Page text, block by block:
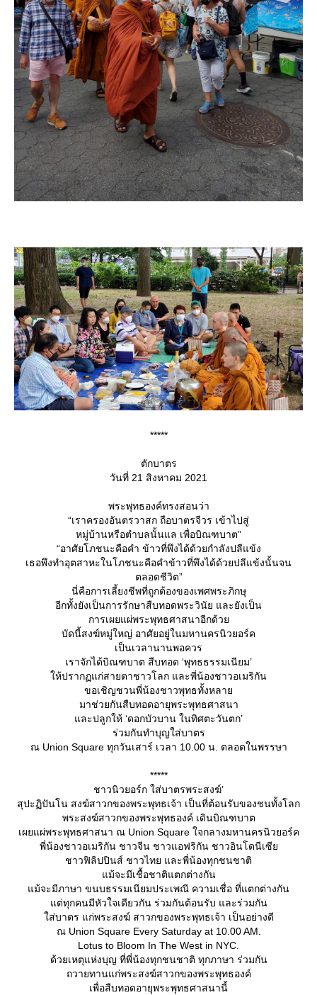
*****
ตักบาตร
วันที่ 21 สิงหาคม 2021
พระพุทธองค์ทรงสอนว่า
“เราครองอันตรวาสก ถือบาตรจีวร เข้าไปสู่
หมู่บ้านหรือตําบลนั้นแล เพื่อบิณฑบาต”
“อาศัยโภชนะคือคํา ข้าวที่พึงได้ด้วยกําลังปลีแข้ง
เธอพึงทําอุตสาหะในโภชนะคือคําข้าวที่พึงได้ด้วยปลีแข้งนั้นจน
ตลอดชีวิต”
นี่คือการเลี้ยงชีพที่ถูกต้องของเพศพระภิกษุ
อีกทั้งยังเป็นการรักษาสืบทอดพระวินัย และยังเป็น
การเผยแผ่พระพุทธศาสนาอีกด้ว
บัดนี้สงฆ์หมู่ใหญ่ อาศัยอยู่ในมหานครนิวยอร์ค
เป็นเวลานานพอควร
เราจักได้บิณฑบาต สืบทอด ‘พุทธธรรมเนียม’
ห้ปรากฏแก่สายตาชาวโลก และพี่น้องชาวอเมริกัน
ขอเชิญชวนพี่น้องชาวพุทธทั้งหลา
มาช่วยกันสืบทอดอายุพระพุทธศาสนา
ละปลูกให้ ‘ดอกบัวบาน ในทิศตะวันตก’
ร่วมกันทำบุญใส่บาตร
ณ Union Square ทุกวันเสาร์ เวลา 10.00 น. ตลอดในพรรษา
*****
ชาวนิวยอร์ก ใส่บาตรพระสงฆ์’
สุปะฏิปันโน สงฆ์สาวกของพระพุทธเจ้า เป็นที่ต้อนรับของชนทั้งโลก
พระสงฆ์สาวกของพระพุทธองค์ เดินบิณฑบาต
เผยแผ่พระพุทธศาสนา ณ Union Square ใจกลางมหานครนิวยอร์ค
พี่น้องชาวอเมริกัน ชาวจีน ชาวแอฟริกัน ชาวอินโดนีเซี
ชาวฟิลิปปินส์ ชาวไทย และพี่น้องทุกชนชาติ
ม้จะมีเชื้อชาติแตกต่างกัน
ม้จะมีภาษา ขนบธรรมเนียมประเพณี ความเชื่อ ที่แตกต่างกัน
ต่ทุกคนมีหัวใจเดียวกัน ร่วมกันต้อนรับ และร่วมกัน
ส่บาตร แก่พระสงฆ์ สาวกของพระพุทธเจ้า เป็นอย่างดี
ณ Union Square Every Saturday at 10.00 AM.
Lotus to Bloom In The West in NYC.
ด้วยเหตุแห่งบุญ ที่พี่น้องทุกชนชาติ ทุกภาษา ร่วมกัน
ถวายทานแก่พระสงฆ์สาวกของพระพุทธองค์
เพื่อสืบทอดอายุพระพุทธศาสนานี้